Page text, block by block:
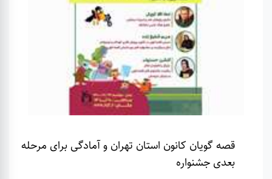
قصه گویان کانون استان تهران و آمادگی برای مرحله
بعدی جشنواره